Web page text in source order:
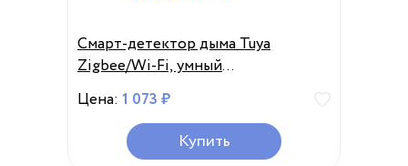
Смарт-детектор дыма Tuya
Zigbee/Wi-Fi, умный
противопожарный прибор для
домашней охранной сигнализации
со звуковым сигналом, управление
через приложение
Цена: 1 073 ₽
Купить